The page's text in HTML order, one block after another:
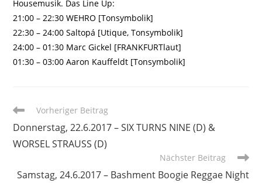
Housemusik. Das Line Up:
21:00 – 22:30 WEHRO [Tonsymbolik]
22:30 – 24:00 Saltopá [Utique, Tonsymbolik]
24:00 – 01:30 Marc Gickel [FRANKFURTlaut]
01:30 – 03:00 Aaron Kauffeldt [Tonsymbolik]
Weitere
ansehen
Vorheriger Beitrag
Donnerstag, 22.6.2017 – SIX TURNS NINE (D) &
WORSEL STRAUSS (D)
Nächster Beitrag
Samstag, 24.6.2017 – Bashment Boogie Reggae Night